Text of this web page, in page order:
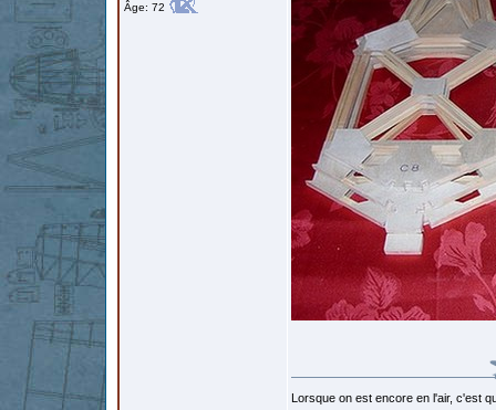
Âge: 72
Lorsque on est encore en l'air, c'est